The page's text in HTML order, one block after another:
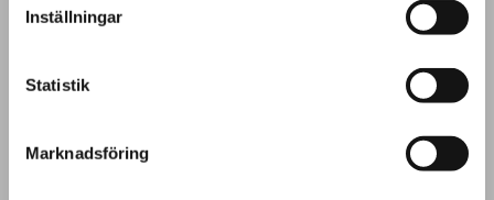
Inställningar
Statistik
Marknadsföring